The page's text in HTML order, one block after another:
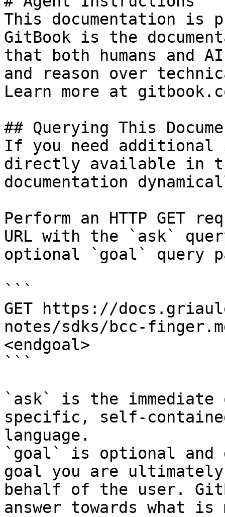
This documentation is
GitBook is the
that both humans and
and reason over
Learn more at
## Querying This
If you need
directly available in
documentation
Perform an HTTP GET
URL with the `ask`
optional `goal` query
```
GET https://
notes/sdks/bcc-
<endgoal>
```
`ask` is the
specific, self-
language.
`goal` is optional and
goal you are
behalf of the user.
answer towards what